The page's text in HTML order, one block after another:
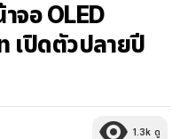
จอ OLED
เปิดตัวปลายปี
1.3k ดู